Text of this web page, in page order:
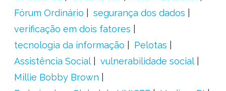
Fórum Ordinário
segurança dos dados
verificação em dois fatores
tecnologia da informação
Pelotas
Assistência Social
vulnerabilidade social
Millie Bobby Brown